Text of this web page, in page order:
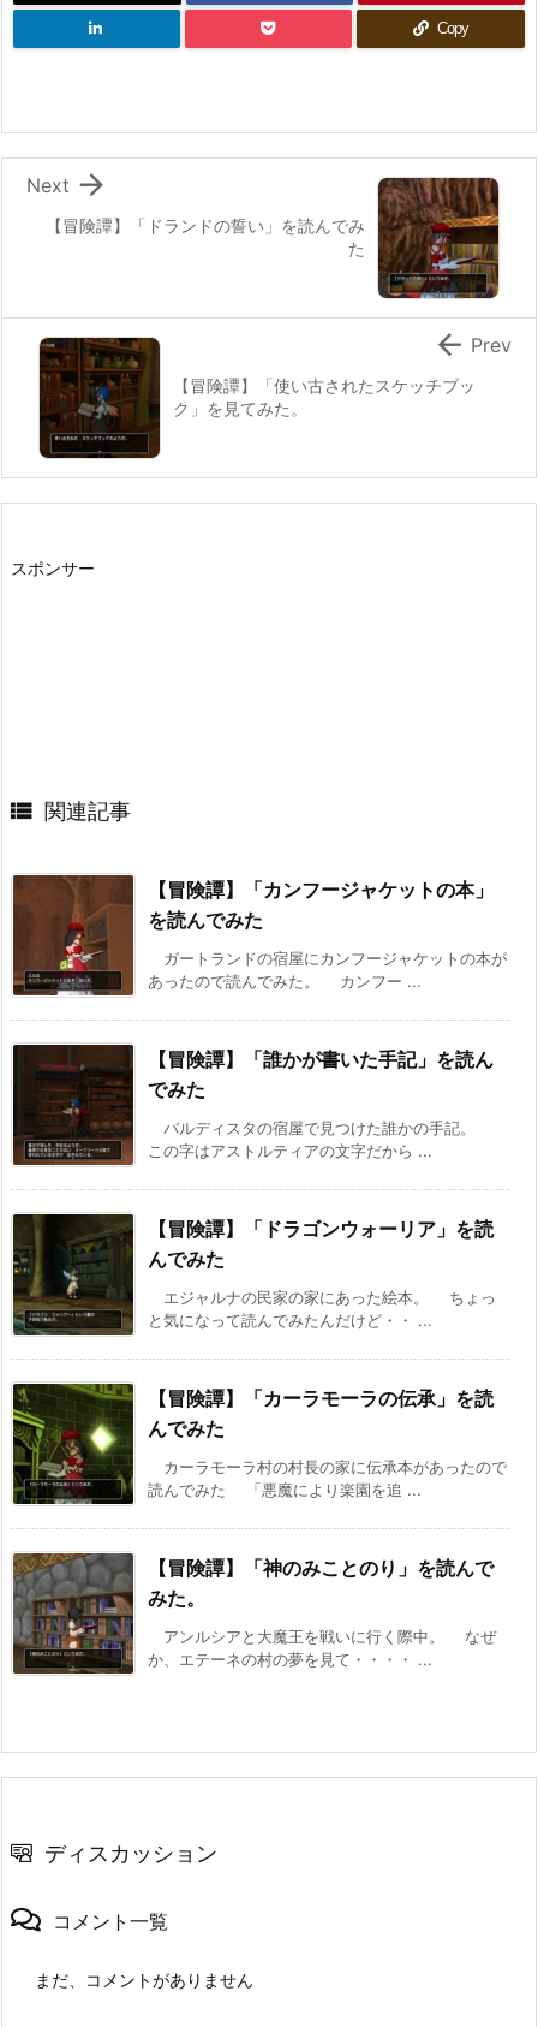
Copy
【冒険譚】「ドランドの誓い」を読んでみ
た

Next
【冒険譚】「使い古されたスケッチブッ
ク」を見てみた。
 Prev
スポンサー
 関連記事
【冒険譚】「カンフージャケットの本」
を読んでみた
ガートランドの宿屋にカンフージャケットの本が
あったので読んでみた。 カンフー ...
【冒険譚】「誰かが書いた手記」を読ん
でみた
バルディスタの宿屋で見つけた誰かの手記。
この字はアストルティアの文字だから ...
【冒険譚】「ドラゴンウォーリア」を読
んでみた
エジャルナの民家の家にあった絵本。 ちょっ
と気になって読んでみたんだけど・・ ...
【冒険譚】「カーラモーラの伝承」を読
んでみた
カーラモーラ村の村長の家に伝承本があったので
読んでみた 「悪魔により楽園を追 ...
【冒険譚】「神のみことのり」を読んで
みた。
アンルシアと大魔王を戦いに行く際中。 なぜ
か、エテーネの村の夢を見て・・・・ ...
ディスカッション
コメント一覧
まだ、コメントがありません